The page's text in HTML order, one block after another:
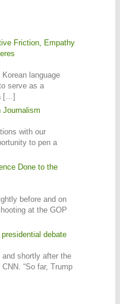
Friction, Empathy
language
serve as a
[…]
Journalism
with our
to pen a
Done to the
before and on
at the GOP
debate
shortly after the
“So far, Trump